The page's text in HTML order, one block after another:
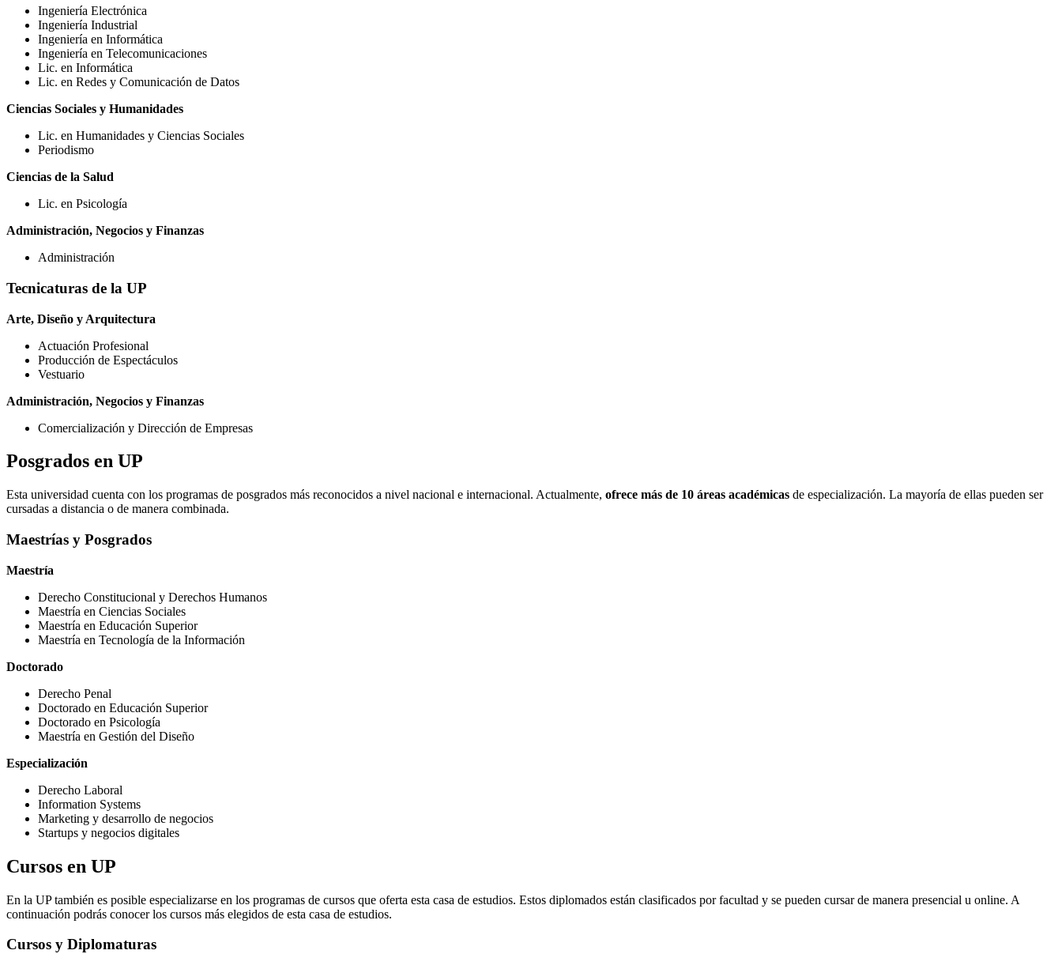
Ingeniería Electrónica
Ingeniería Industrial
Ingeniería en Informática
Ingeniería en Telecomunicaciones
Lic. en Informática
Lic. en Redes y Comunicación de Datos
Ciencias Sociales y Humanidades
Lic. en Humanidades y Ciencias Sociales
Periodismo
Ciencias de la Salud
Lic. en Psicología
Administración, Negocios y Finanzas
Administración
Tecnicaturas de la UP
Arte, Diseño y Arquitectura
Actuación Profesional
Producción de Espectáculos
Vestuario
Administración, Negocios y Finanzas
Comercialización y Dirección de Empresas
Posgrados en UP
Esta universidad cuenta con los programas de posgrados más reconocidos a nivel nacional e internacional. Actualmente, ofrece más de 10 áreas académicas de especialización. La mayoría de ellas pueden ser
cursadas a distancia o de manera combinada.
Maestrías y Posgrados
Maestría
Derecho Constitucional y Derechos Humanos
Maestría en Ciencias Sociales
Maestría en Educación Superior
Maestría en Tecnología de la Información
Doctorado
Derecho Penal
Doctorado en Educación Superior
Doctorado en Psicología
Maestría en Gestión del Diseño
Especialización
Derecho Laboral
Information Systems
Marketing y desarrollo de negocios
Startups y negocios digitales
Cursos en UP
En la UP también es posible especializarse en los programas de cursos que oferta esta casa de estudios. Estos diplomados están clasificados por facultad y se pueden cursar de manera presencial u online. A
continuación podrás conocer los cursos más elegidos de esta casa de estudios.
Cursos y Diplomaturas